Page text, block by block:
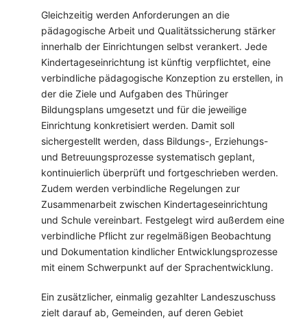
Gleichzeitig werden Anforderungen an die
pädagogische Arbeit und Qualitätssicherung stärker
innerhalb der Einrichtungen selbst verankert. Jede
Kindertageseinrichtung ist künftig verpflichtet, eine
verbindliche pädagogische Konzeption zu erstellen, in
der die Ziele und Aufgaben des Thüringer
Bildungsplans umgesetzt und für die jeweilige
Einrichtung konkretisiert werden. Damit soll
sichergestellt werden, dass Bildungs-, Erziehungs-
und Betreuungsprozesse systematisch geplant,
kontinuierlich überprüft und fortgeschrieben werden.
Zudem werden verbindliche Regelungen zur
Zusammenarbeit zwischen Kindertageseinrichtung
und Schule vereinbart. Festgelegt wird außerdem eine
verbindliche Pflicht zur regelmäßigen Beobachtung
und Dokumentation kindlicher Entwicklungsprozesse
mit einem Schwerpunkt auf der Sprachentwicklung.
Ein zusätzlicher, einmalig gezahlter Landeszuschuss
zielt darauf ab, Gemeinden, auf deren Gebiet